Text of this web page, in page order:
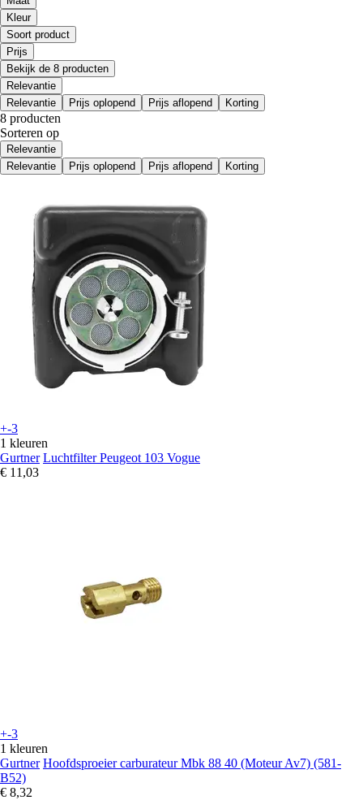
Kleur
Soort product
Prijs
Bekijk de 8 producten
Relevantie
Relevantie
Prijs oplopend Prijs aflopend Korting
8 producten
Sorteren op
Relevantie
Relevantie
Prijs oplopend Prijs aflopend Korting
+-3
1 kleuren
Gurtner Luchtfilter Peugeot 103 Vogue
€ 11,03
+-3
1 kleuren
Gurtner Hoofdsproeier carburateur Mbk 88 40 (Moteur Av7) (581-
B52)
€ 8,32